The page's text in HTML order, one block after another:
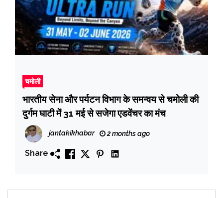
चमोली
भारतीय सेना और पर्यटन विभाग के समन्वय से चमोली की
दुर्गम घाटी में 31 मई से सजेगा एडवेंचर का मंच
jantakikhabar 2 months ago
Share